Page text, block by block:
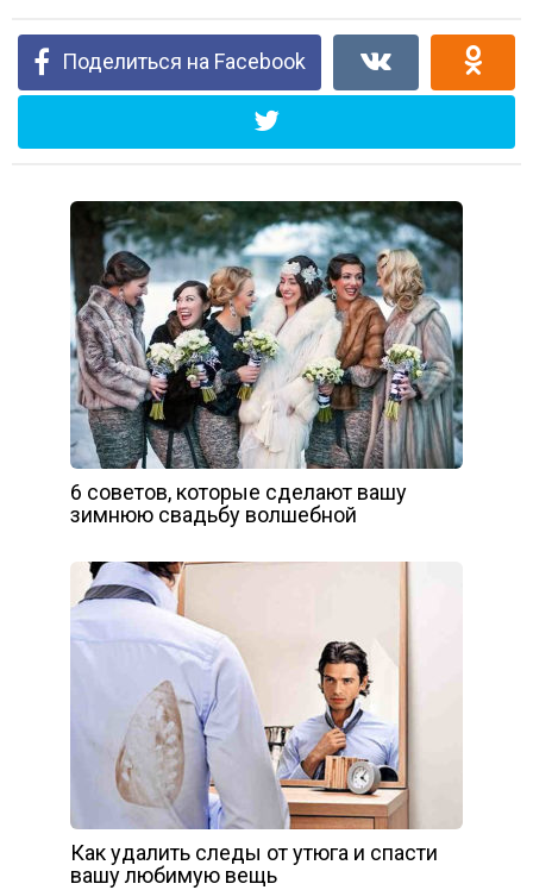
Поделиться на Facebook
6 советов, которые сделают вашу
зимнюю свадьбу волшебной
Как удалить следы от утюга и спасти
вашу любимую вещь